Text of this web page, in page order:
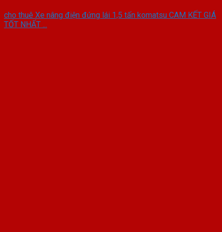
cho thuê Xe nâng điện đứng lái 1,5 tấn komatsu CAM KẾT GIÁ
TỐT NHẤT ...